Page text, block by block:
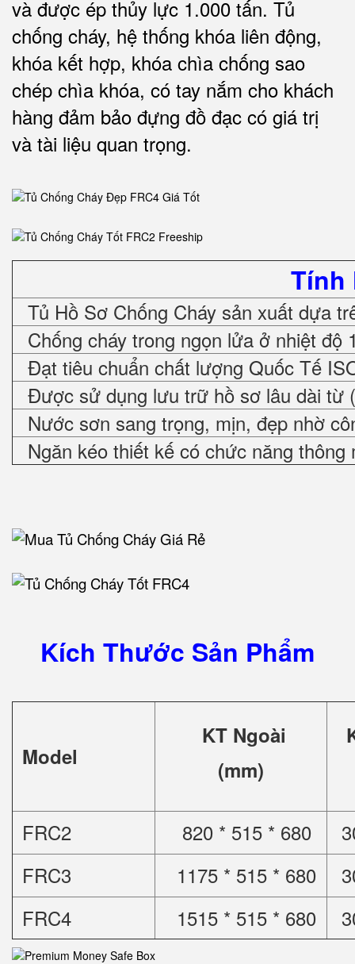
và được ép thủy lực 1.000 tấn. Tủ
chống cháy, hệ thống khóa liên động,
khóa kết hợp, khóa chìa chống sao
chép chìa khóa, có tay nắm cho khách
hàng đảm bảo đựng đồ đạc có giá trị
và tài liệu quan trọng.
Tính
Tủ Hồ Sơ Chống Cháy sản xuất dựa
Chống cháy trong ngọn lửa ở nhiệt độ
Đạt tiêu chuẩn chất lượng Quốc Tế
Được sử dụng lưu trữ hồ sơ lâu dài từ
Nước sơn sang trọng, mịn, đẹp nhờ
Ngăn kéo thiết kế có chức năng
Kích Thước Sản Phẩm
Model
KT Ngoài
(mm)
FRC2 820 * 515 * 680
FRC3
1175 * 515 * 680
FRC4
1515 * 515 * 680